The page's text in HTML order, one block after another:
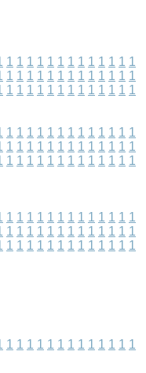
1 1 1 1 1 1 1 1 1 1 1 1 1
1 1 1 1 1 1 1 1 1 1 1 1 1
1 1 1 1 1 1 1 1 1 1 1 1 1
1 1 1 1 1 1 1 1 1 1 1 1 1
1 1 1 1 1 1 1 1 1 1 1 1 1
1 1 1 1 1 1 1 1 1 1 1 1 1
1 1 1 1 1 1 1 1 1 1 1 1 1
1 1 1 1 1 1 1 1 1 1 1 1 1
1 1 1 1 1 1 1 1 1 1 1 1 1
1 1 1 1 1 1 1 1 1 1 1 1 1